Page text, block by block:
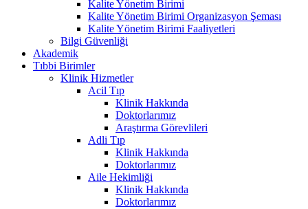
Kalite Yönetim Birimi
Kalite Yönetim Birimi Organizasyon Şeması
Kalite Yönetim Birimi Faaliyetleri
Bilgi Güvenliği
Akademik
Tıbbi Birimler
Klinik Hizmetler
Acil Tıp
Klinik Hakkında
Doktorlarımız
Araştırma Görevlileri
Adli Tıp
Klinik Hakkında
Doktorlarımız
Aile Hekimliği
Klinik Hakkında
Doktorlarımız